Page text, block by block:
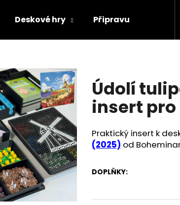
Deskové hry Připravujeme
Údolí
insert pro
Praktický insert k
(2025) od
DOPLŇKY:
HLEDAT